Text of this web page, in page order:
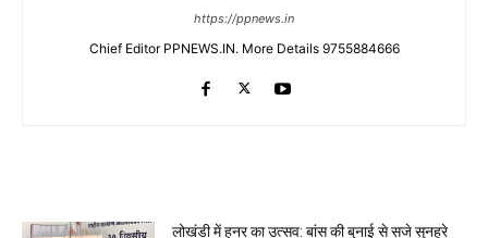
https://ppnews.in
Chief Editor PPNEWS.IN. More Details 9755884666
लोखंडी में हुनर का उत्सव: बांस की बुनाई से सजे सुनहरे